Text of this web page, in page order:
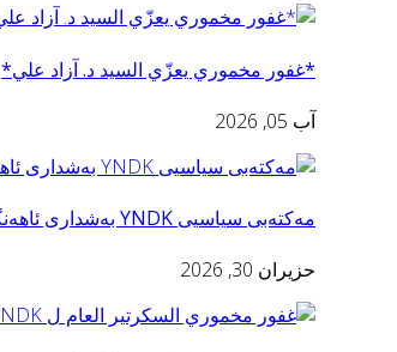
*غفور مخموري يعزّي السید د. آزاد علي*
آب 05, 2026
مه‌كته‌بی سیاسیی YNDK به‌شدارى ئاهه‌نگى ساڵڕۆژى را…
حزيران 30, 2026